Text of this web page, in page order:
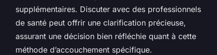
supplémentaires. Discuter avec des professionnels
de santé peut offrir une clarification précieuse,
assurant une décision bien réfléchie quant à cette
méthode d’accouchement spécifique.